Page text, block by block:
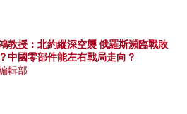
教授：北約縱深空襲 俄羅斯瀕臨戰敗
中國零部件能左右戰局走向？
輯部